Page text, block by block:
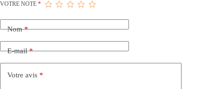
VOTRE NOTE *
Nom*
E-mail*
Votre avis *